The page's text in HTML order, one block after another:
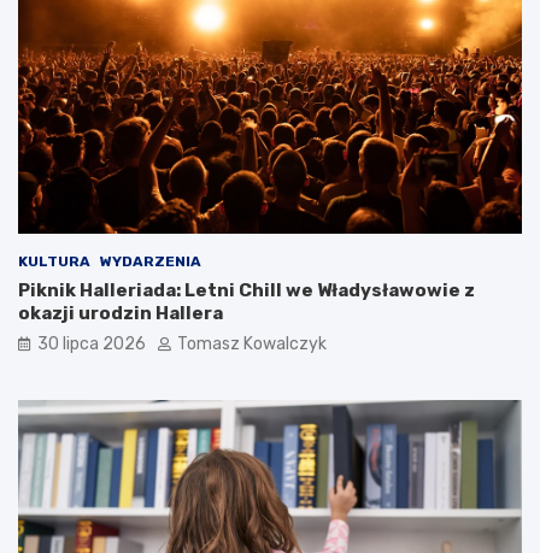
KULTURA WYDARZENIA
Piknik Halleriada: Letni Chill we Władysławowie z
okazji urodzin Hallera
30 lipca 2026 Tomasz Kowalczyk